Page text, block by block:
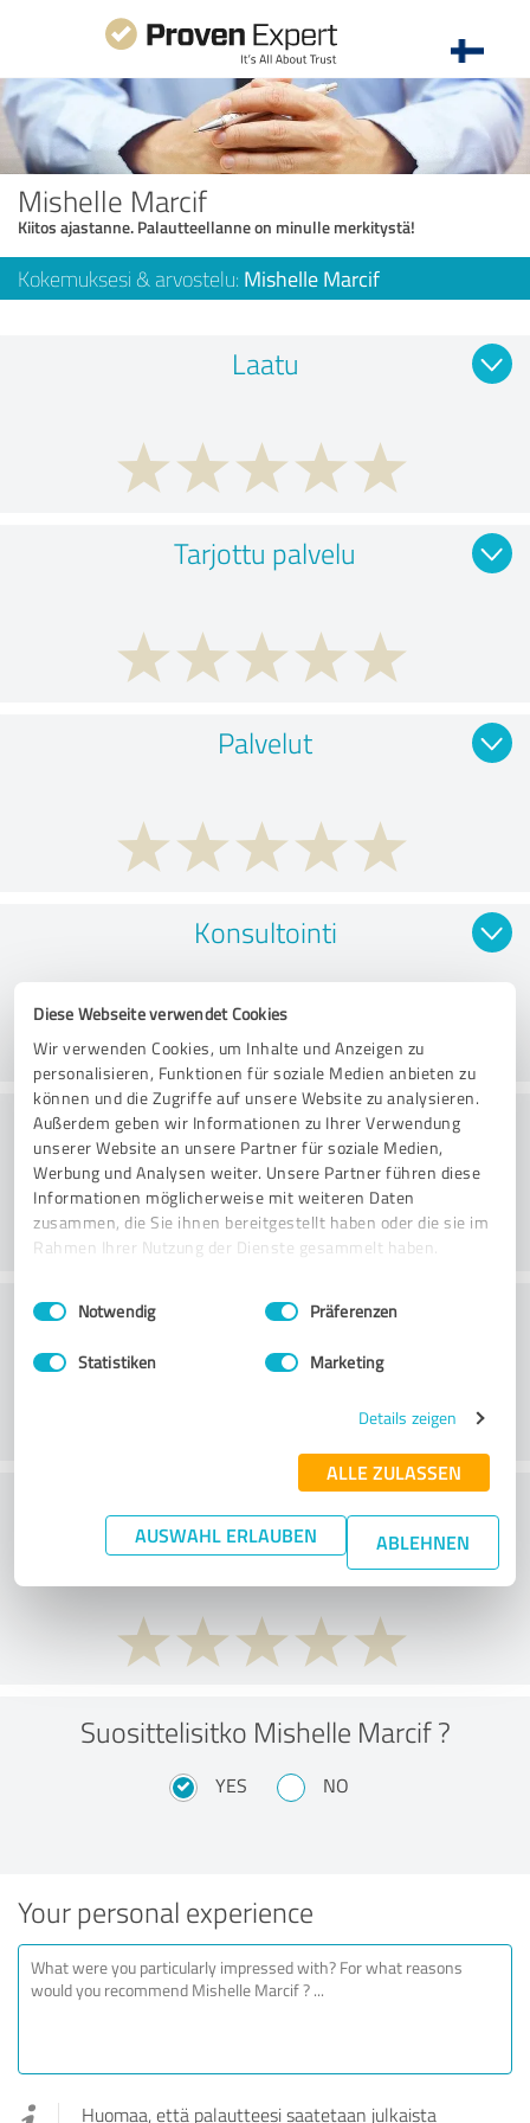
Diese Webseite verwendet Cookies
Wir verwenden Cookies, um Inhalte und Anzeigen zu
personalisieren, Funktionen für soziale Medien anbieten zu
können und die Zugriffe auf unsere Website zu analysieren.
Außerdem geben wir Informationen zu Ihrer Verwendung
unserer Website an unsere Partner für soziale Medien,
Werbung und Analysen weiter. Unsere Partner führen diese
Informationen möglicherweise mit weiteren Daten
zusammen, die Sie ihnen bereitgestellt haben oder die sie im
Rahmen Ihrer Nutzung der Dienste gesammelt haben.
Impressum Datenschutzbestimmungen
Einwilligungsauswahl
Notwendig Präferenzen
Statistiken Marketing
Details zeigen
ALLE ZULASSEN
AUSWAHL ERLAUBEN ABLEHNEN
Mishelle Marcif
Kiitos ajastanne. Palautteellanne on minulle merkitystä!
Kokemuksesi & arvostelu: Mishelle Marcif
Laatu
Tarjottu palvelu
Palvelut
Konsultointi
Ystävällisyys
Asiakaspalvelu
What do you think of the price to
performance ratio?
Suosittelisitko Mishelle Marcif ?
YES NO
Your personal experience
Huomaa, että palautteesi saatetaan julkaista